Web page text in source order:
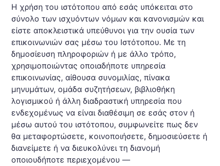
Η χρήση του ιστότοπου από εσάς υπόκειται στο
σύνολο των ισχυόντων νόμων και κανονισμών και
είστε αποκλειστικά υπεύθυνοι για την ουσία των
επικοινωνιών σας μέσω του Ιστότοπου. Με τη
δημοσίευση πληροφοριών ή με άλλο τρόπο,
χρησιμοποιώντας οποιαδήποτε υπηρεσία
επικοινωνίας, αίθουσα συνομιλίας, πίνακα
μηνυμάτων, ομάδα συζητήσεων, βιβλιοθήκη
λογισμικού ή άλλη διαδραστική υπηρεσία που
ενδεχομένως να είναι διαθέσιμη σε εσάς στον ή
μέσω αυτού του ιστότοπου, συμφωνείτε πως δεν
θα μεταφορτώσετε, κοινοποιήσετε, δημοσιεύσετε ή
διανείμετε ή να διευκολύνει τη διανομή
οποιουδήποτε περιεχομένου —